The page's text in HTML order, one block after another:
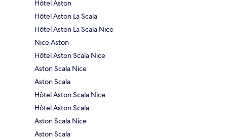
Hôtel Aston
Hôtel Aston La Scala
Hôtel Aston La Scala Nice
Nice Aston
Hôtel Aston Scala Nice
Aston Scala Nice
Aston Scala
Hôtel Aston Scala Nice
Hôtel Aston Scala
Aston Scala Nice
Aston Scala